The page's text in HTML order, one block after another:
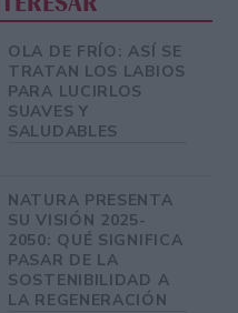
OLA DE FRÍO: ASÍ SE
TRATAN LOS LABIOS
PARA LUCIRLOS
SUAVES Y
SALUDABLES
NATURA PRESENTA
SU VISIÓN 2025-
2050: QUÉ SIGNIFICA
PASAR DE LA
SOSTENIBILIDAD A
LA REGENERACIÓN